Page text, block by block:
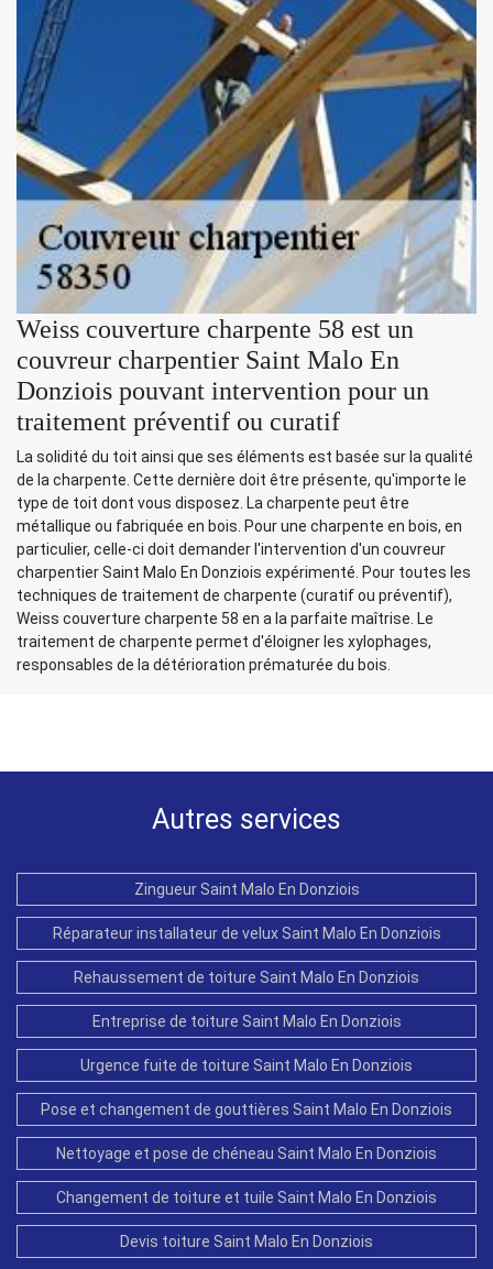
Weiss couverture charpente 58 est un
couvreur charpentier Saint Malo En
Donziois pouvant intervention pour un
traitement préventif ou curatif
La solidité du toit ainsi que ses éléments est basée sur la qualité
de la charpente. Cette dernière doit être présente, qu'importe le
type de toit dont vous disposez. La charpente peut être
métallique ou fabriquée en bois. Pour une charpente en bois, en
particulier, celle-ci doit demander l'intervention d'un couvreur
charpentier Saint Malo En Donziois expérimenté. Pour toutes les
techniques de traitement de charpente (curatif ou préventif),
Weiss couverture charpente 58 en a la parfaite maîtrise. Le
traitement de charpente permet d'éloigner les xylophages,
responsables de la détérioration prématurée du bois.
Autres services
Zingueur Saint Malo En Donziois
Réparateur installateur de velux Saint Malo En Donziois
Rehaussement de toiture Saint Malo En Donziois
Entreprise de toiture Saint Malo En Donziois
Urgence fuite de toiture Saint Malo En Donziois
Pose et changement de gouttières Saint Malo En Donziois
Nettoyage et pose de chéneau Saint Malo En Donziois
Changement de toiture et tuile Saint Malo En Donziois
Devis toiture Saint Malo En Donziois